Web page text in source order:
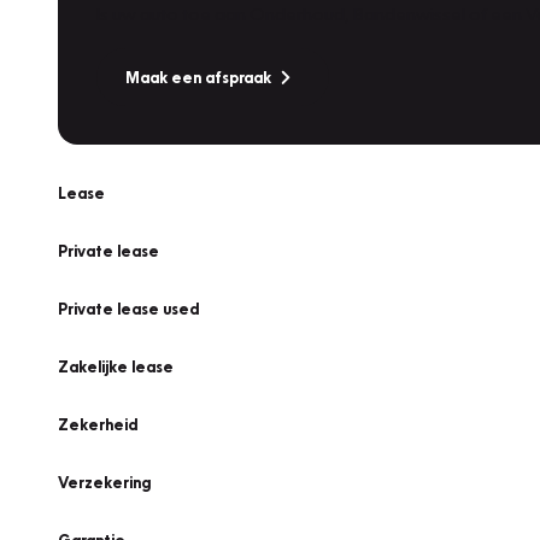
Maak een afspraak
Lease
Private lease
Private lease used
Zakelijke lease
Zekerheid
Verzekering